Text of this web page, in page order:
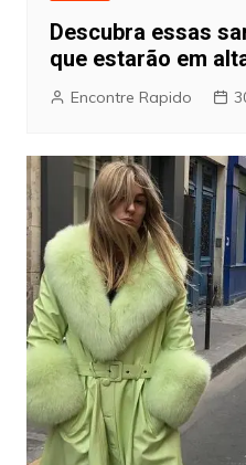
Descubra essas
que estarão em
Encontre Rapido